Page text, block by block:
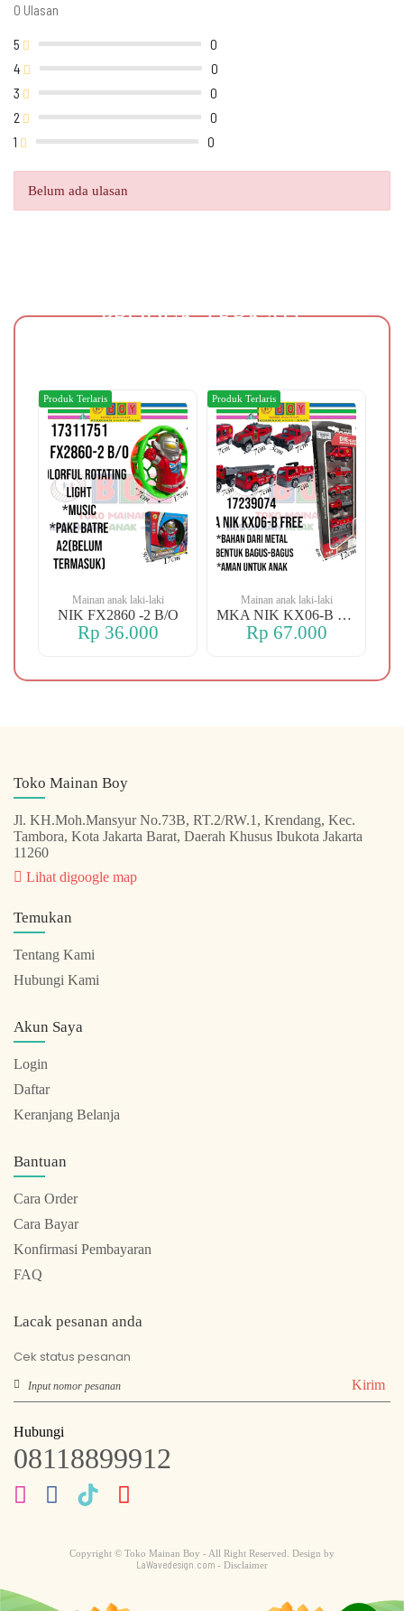
0 Ulasan
5
0
4
0
3
0
2
0
1
0
Belum ada ulasan
PRODUK TERKAIT
Mainan anak laki-laki
NIK FX2860 -2 B/O
Rp 36.000
Produk Terlaris
Mainan anak laki-laki
MKA NIK KX06-B FREE
Rp 67.000
Produk Terlaris
Toko Mainan Boy
Jl. KH.Moh.Mansyur No.73B, RT.2/RW.1, Krendang, Kec.
Tambora, Kota Jakarta Barat, Daerah Khusus Ibukota Jakarta
11260
Lihat digoogle map
Temukan
Tentang Kami
Hubungi Kami
Akun Saya
Login
Daftar
Keranjang Belanja
Bantuan
Cara Order
Cara Bayar
Konfirmasi Pembayaran
FAQ
Lacak pesanan anda
Cek status pesanan
Kirim
Hubungi
08118899912
Copyright © Toko Mainan Boy - All Right Reserved. Design by
LaWavedesign.com - Disclaimer